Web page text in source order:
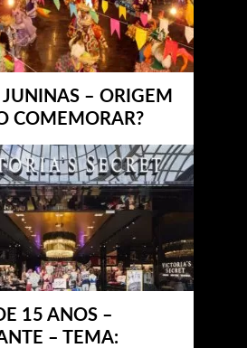
JUNINAS – ORIGEM
COMEMORAR?
15 ANOS –
– TEMA: